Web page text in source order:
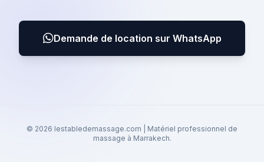
Demande de location sur WhatsApp
© 2026 lestabledemassage.com | Matériel professionnel de
massage à Marrakech.